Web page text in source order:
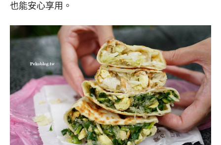
也能安心享用。